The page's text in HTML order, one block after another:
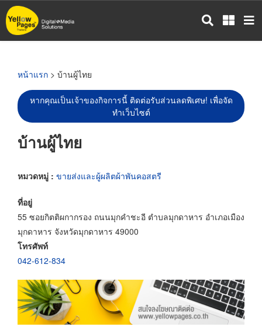
ข้าม
ไป
หน้าแรก > บ้านผู้ไทย
หากคุณเป็นเจ้าของกิจการนี้ ติดต่อรับส่วนลดพิเศษ! เพื่อจัด
ทำเว็บไซต์
บ้านผู้ไทย
หมวดหมู่ : ขายส่งและผู้ผลิตผ้าพันคอสตรี
ที่อยู่
55 ซอยกิตติผกากรอง ถนนมุกคำชะอี ตำบลมุกดาหาร อำเภอเมือง
มุกดาหาร จังหวัดมุกดาหาร 49000
โทรศัพท์
042-612-834